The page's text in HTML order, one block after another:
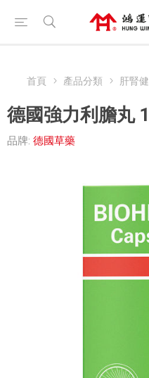
首頁 產品分類 肝腎
德國強力利膽丸
品牌: 德國草藥